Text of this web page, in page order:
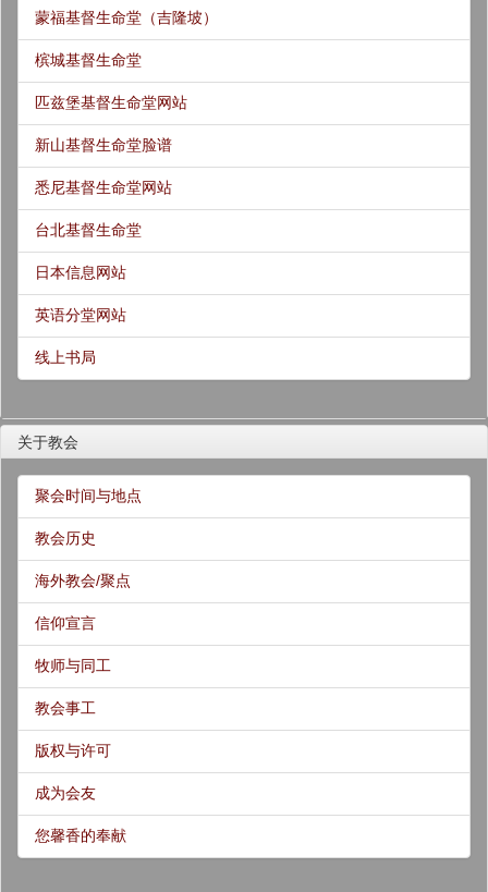
蒙福基督生命堂（吉隆坡）
槟城基督生命堂
匹兹堡基督生命堂网站
新山基督生命堂脸谱
悉尼基督生命堂网站
台北基督生命堂
日本信息网站
英语分堂网站
线上书局
关于教会
聚会时间与地点
教会历史
海外教会/聚点
信仰宣言
牧师与同工
教会事工
版权与许可
成为会友
您馨香的奉献